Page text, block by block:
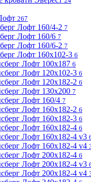
267
Лофт 160/4-2 7
Лофт 160/6 7
Лофт 160/6-2 7
Лофт 160х102-3 6
Лофт 100х187 6
Лофт 120х102-3 6
Лофт 120х182-2 6
Лофт 130х200 7
Лофт 160/4 7
Лофт 160х182-2 6
Лофт 160х182-3 6
Лофт 160х182-4 6
Лофт 160х182-4 v3
Лофт 160х182-4 v4
Лофт 200х182-4 6
Лофт 200х182-4 v3
Лофт 200х182-4 v4